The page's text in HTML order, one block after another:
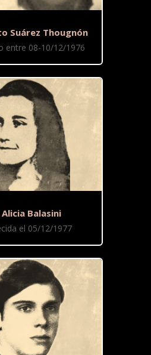
Suárez Thougnón
entre 08-10/12/1976
Balasini
el 05/12/1977